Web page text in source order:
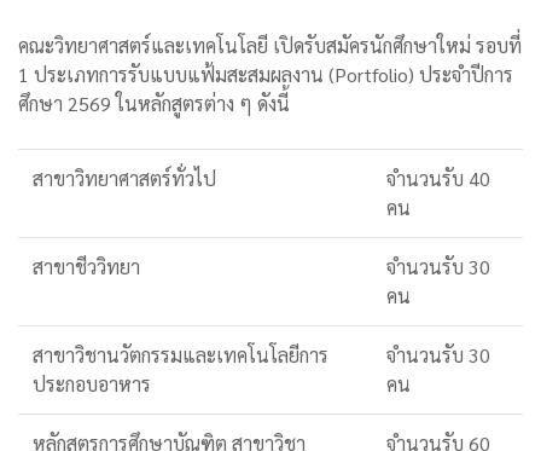
คณะวิทยาศาสตร์และเทคโนโลยี เปิดรับสมัครนักศึกษาใหม่ รอบที่
1 ประเภทการรับแบบแฟ้มสะสมผลงาน (Portfolio) ประจำปีการ
ศึกษา 2569 ในหลักสูตรต่าง ๆ ดังนี้
สาขาวิทยาศาสตร์ทั่วไป
จำนวนรับ 40
คน
สาขาชีววิทยา
จำนวนรับ 30
คน
สาขาวิชานวัตกรรมและเทคโนโลยีการ
ประกอบอาหาร
จำนวนรับ 30
คน
หลักสูตรการศึกษาบัณฑิต สาขาวิชา
จำนวนรับ 60